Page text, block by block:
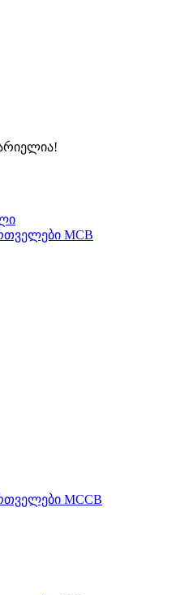
MCB
MCCB